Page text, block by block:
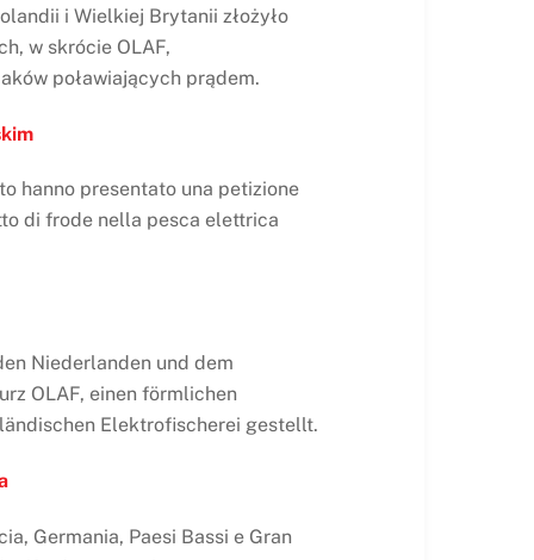
i Wielkiej Brytanii złożyło
w skrócie OLAF,
poławiających prądem.
hanno presentato una petizione
di frode nella pesca elettrica
Niederlanden und dem
OLAF, einen förmlichen
Elektrofischerei gestellt.
Germania, Paesi Bassi e Gran